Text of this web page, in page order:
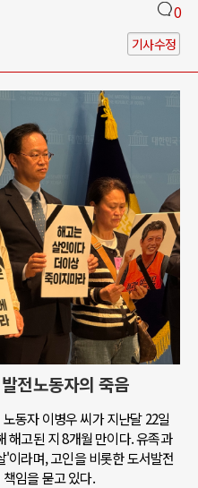
0
기사수정
전노동자의 죽음
동자 이병우 씨가 지난달 22일
해고된 지 8개월 만이다. 유족과
이라며, 고인을 비롯한 도서발전
임을 묻고 있다.